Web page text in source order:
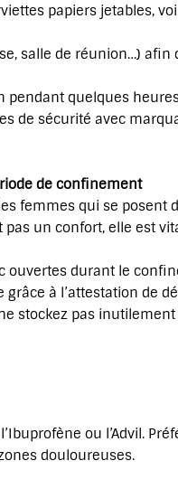
papiers jetables,
salle de réunion…) afin
pendant quelques
de sécurité avec
de confinement
femmes qui se posent
un confort, elle est
ouvertes durant le
à l’attestation de
stockez pas
ou l’Advil.
douloureuses.